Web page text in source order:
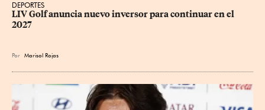
DEPORTES
LIV Golf anuncia nuevo inversor para continuar en el
2027
Por Marisol Rojas